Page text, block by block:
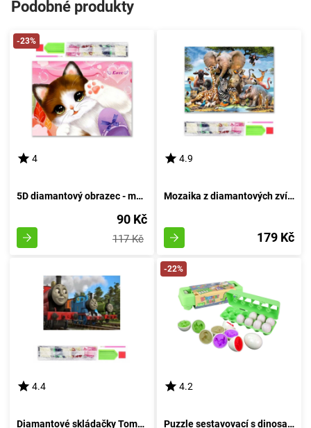
Podobné produkty
-23%
4
5D diamantový obrazec - malé koťátko
90 Kč
117 Kč
4.9
Mozaika z diamantových zvířat africké savany
179 Kč
4.4
Diamantové skládačky Tomáše a kamarádů
-22%
4.2
Puzzle sestavovací s dinosauřími vejci - kreativní vkládací hra 12 kusů